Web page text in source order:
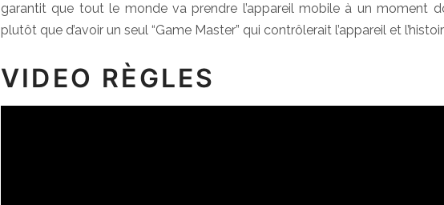
garantit que tout le monde va prendre l’appareil mobile à un moment
plutôt que d’avoir un seul “Game Master” qui contrôlerait l’appareil et
VIDEO RÈGLES